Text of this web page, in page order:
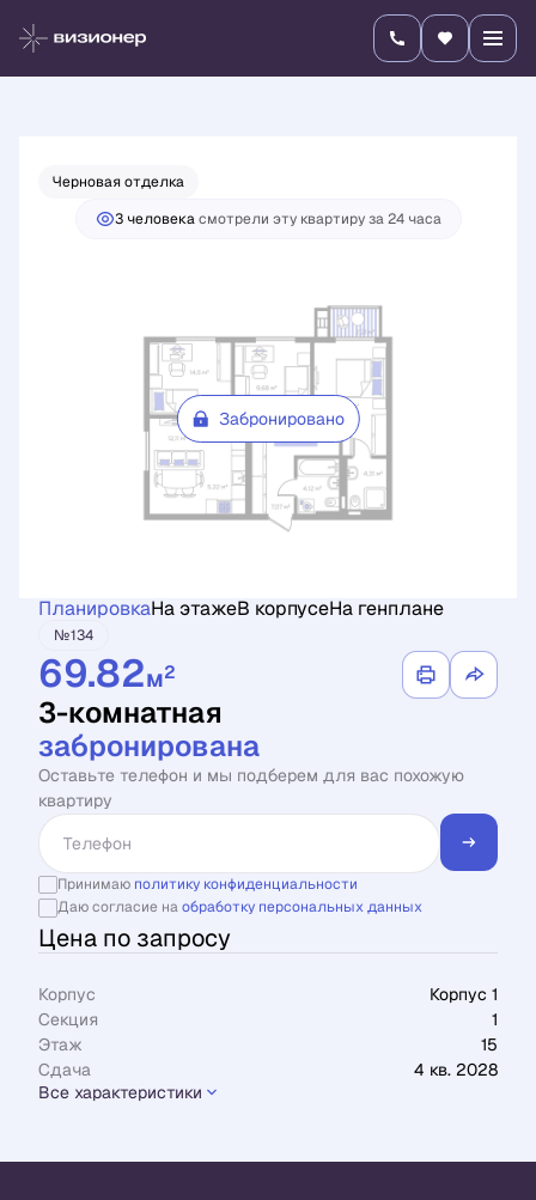
3-комнатная Цена по запросу
Черновая отделка
3 человекaсмотрели эту квартиру за 24 часа
Забронировано
ПланировкаНа этажеВ корпусеНа генплане
№134
69.82м2
3-комнатная
забронирована
Оставьте телефон и мы подберем для вас похожую
квартиру
Принимаю политику конфиденциальности
Даю согласие наобработку персональных данных
Цена по запросу
Корпус
Корпус 1
Секция
1
Этаж
15
Сдача
4 кв. 2028
Все характеристики